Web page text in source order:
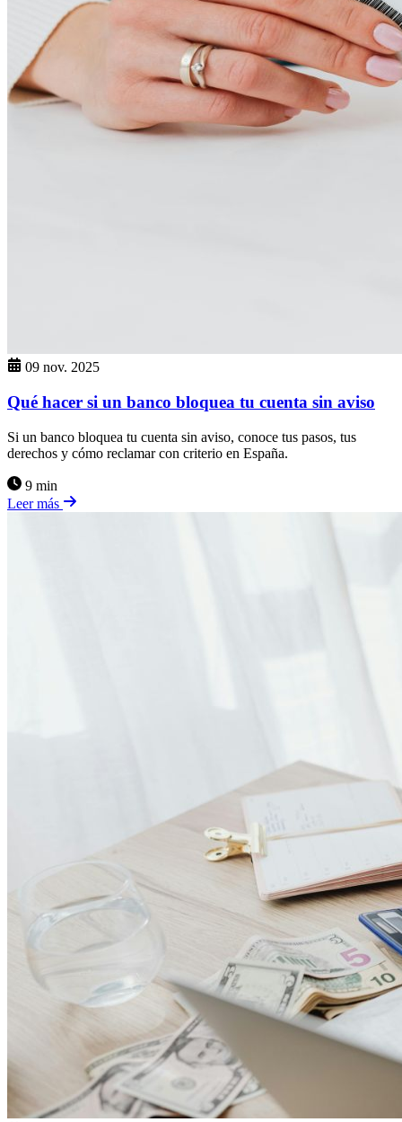
09 nov. 2025
Qué hacer si un banco bloquea tu cuenta sin aviso
Si un banco bloquea tu cuenta sin aviso, conoce tus pasos, tus
derechos y cómo reclamar con criterio en España.
9 min
Leer más